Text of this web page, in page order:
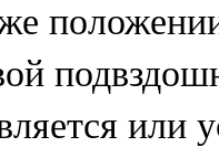
или